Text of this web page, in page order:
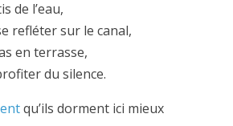
de l’eau,
refléter sur le canal,
en terrasse,
du silence.
qu’ils dorment ici mieux